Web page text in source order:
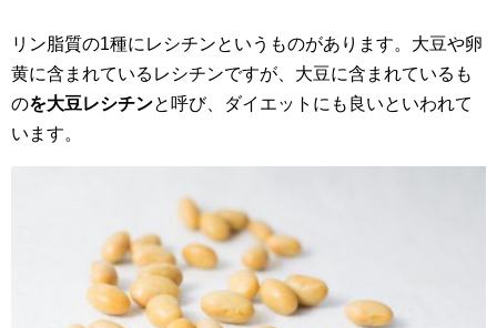
リン脂質の1種にレシチンというものがあります。大豆や卵
黄に含まれているレシチンですが、大豆に含まれているも
のを大豆レシチンと呼び、ダイエットにも良いといわれて
います。